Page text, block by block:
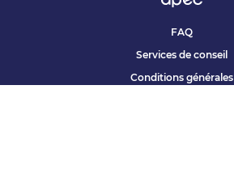
FAQ
Services de conseil
Conditions générales